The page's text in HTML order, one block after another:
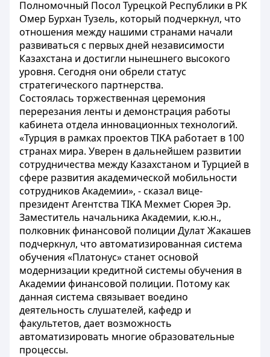
Полномочный Посол Турецкой Республики в РК
Омер Бурхан Тузель, который подчеркнул, что
отношения между нашими странами начали
развиваться с первых дней независимости
Казахстана и достигли нынешнего высокого
уровня. Сегодня они обрели статус
стратегического партнерства.
Состоялась торжественная церемония
перерезания ленты и демонстрация работы
кабинета отдела инновационных технологий.
«Турция в рамках проектов TІKA работает в 100
странах мира. Уверен в дальнейшем развитии
сотрудничества между Казахстаном и Турцией в
сфере развития академической мобильности
сотрудников Академии», - сказал вице-
президент Агентства TІKA Мехмет Сюрея Эр.
Заместитель начальника Академии, к.ю.н.,
полковник финансовой полиции Дулат Жакашев
подчеркнул, что автоматизированная система
обучения «Платонус» станет основой
модернизации кредитной системы обучения в
Академии финансовой полиции. Потому как
данная система связывает воедино
деятельность слушателей, кафедр и
факультетов, дает возможность
автоматизировать многие образовательные
процессы.